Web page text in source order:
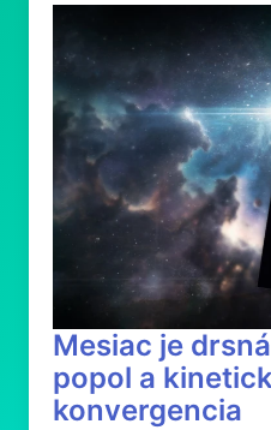
Mesiac je
popol a
konvergencia